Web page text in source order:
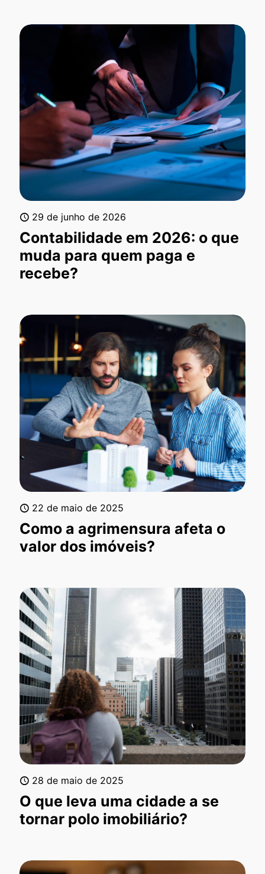
29 de junho de 2026
Contabilidade em 2026: o que
muda para quem paga e
recebe?
22 de maio de 2025
Como a agrimensura afeta o
valor dos imóveis?
28 de maio de 2025
O que leva uma cidade a se
tornar polo imobiliário?